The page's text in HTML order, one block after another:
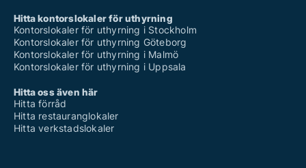
Hitta kontorslokaler för uthyrning
Kontorslokaler för uthyrning i Stockholm
Kontorslokaler för uthyrning Göteborg
Kontorslokaler för uthyrning i Malmö
Kontorslokaler för uthyrning i Uppsala
Hitta oss även här
Hitta förråd
Hitta restauranglokaler
Hitta verkstadslokaler